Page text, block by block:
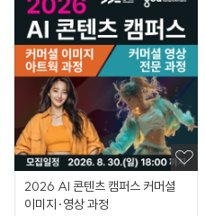
2026 AI 콘텐츠 캠퍼스 커머셜
이미지·영상 과정